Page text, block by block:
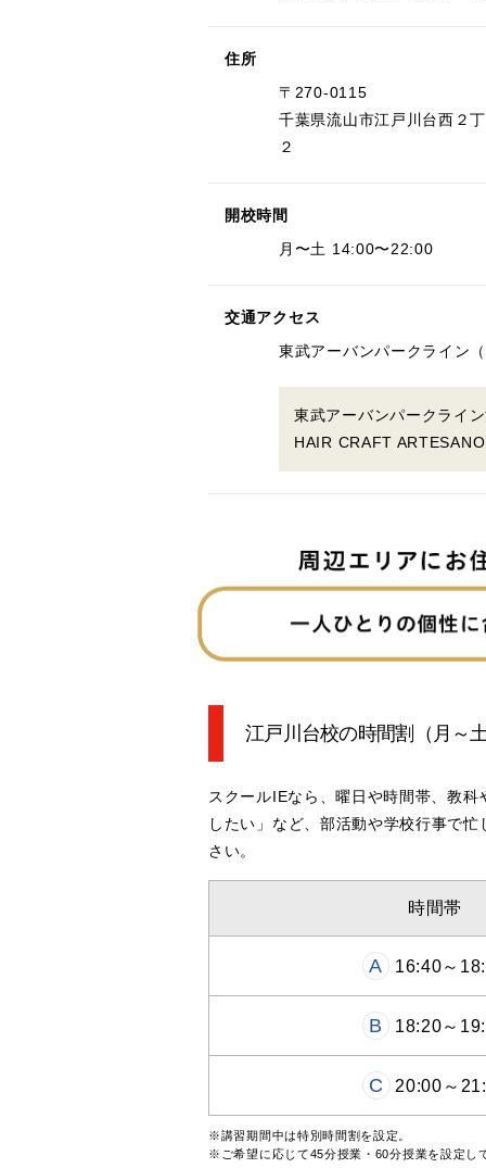
住所
〒270-0115
千葉県流山市江戸川台西２
２
開校時間
月〜土 14:00〜22:00
交通アクセス
東武アーバンパークライン
東武アーバンパークライ
HAIR CRAFT
江戸川台校の時間割 （月～
スクールIEなら、曜日や時間帯、教
したい」など、部活動や学校行事で
さい。
時間帯
A 16:40～
B 18:20～
C 20:00～
※講習期間中は特別時間割を設定。
※ご希望に応じて45分授業・60分授業を設定し